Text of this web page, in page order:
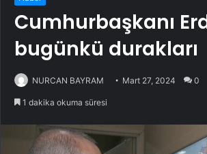
Cumhurbaşkanı
bugünkü durakları
NURCAN BAYRAM Mart 27, 2024 0
1 dakika okuma süresi